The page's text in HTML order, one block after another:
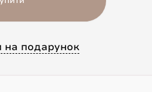
на подарунок